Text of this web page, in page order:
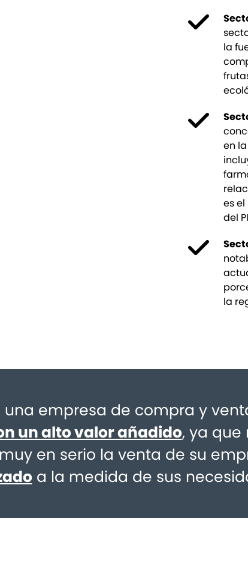
la
en
es
del
la
una empresa de compra y
un alto valor añadido, ya que
en serio la venta de su
a la medida de sus